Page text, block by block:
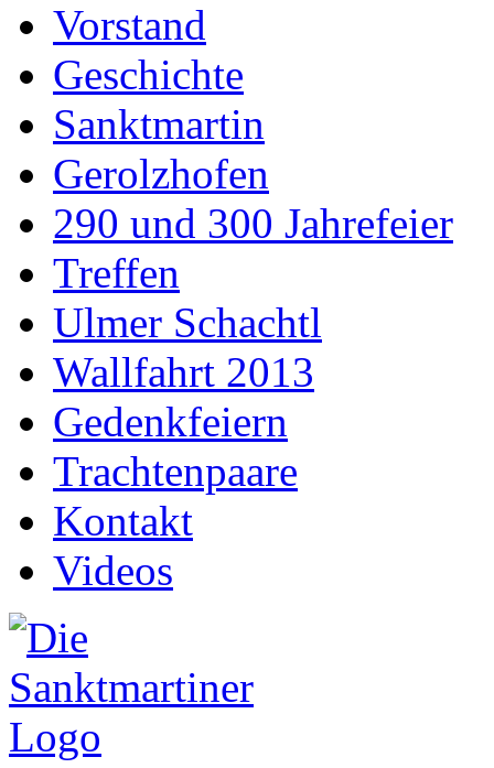
Vorstand
Geschichte
Sanktmartin
Gerolzhofen
290 und 300 Jahrefeier
Treffen
Ulmer Schachtl
Wallfahrt 2013
Gedenkfeiern
Trachtenpaare
Kontakt
Videos